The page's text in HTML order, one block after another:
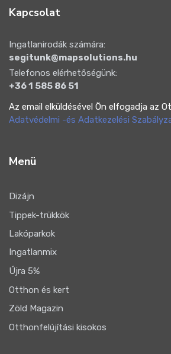
Kapcsolat
Ingatlanirodák számára:
segitunk@mapsolutions.hu
Telefonos elérhetőségünk:
+36 1 585 86 51
Az email elküldésével Ön elfogadja az
Adatvédelmi -és Adatkezelési
Menü
Dizájn
Tippek-trükkök
Lakóparkok
Ingatlanmix
Újra 5%
Otthon és kert
Zöld Magazin
Otthonfelújítási kisokos